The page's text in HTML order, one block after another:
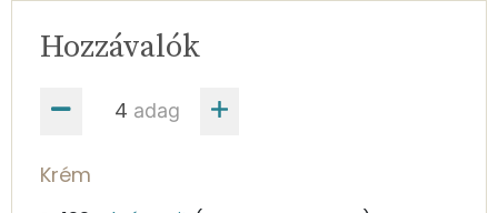
adag
Hozzávalók
Krém